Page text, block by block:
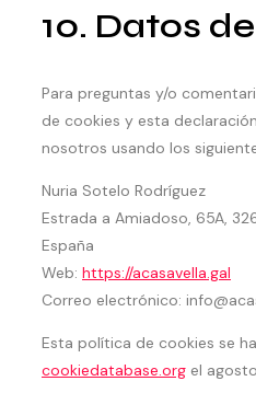
10. Datos
Para preguntas y/o
de cookies y esta
nosotros usando los
Nuria Sotelo Rodríguez
Estrada a Amiadoso, 65A,
España
Web: https://acasavella.gal
Correo electrónico:
Esta política de cookies se
cookiedatabase.org el